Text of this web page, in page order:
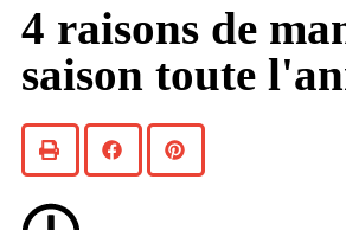
4 raisons de
saison toute